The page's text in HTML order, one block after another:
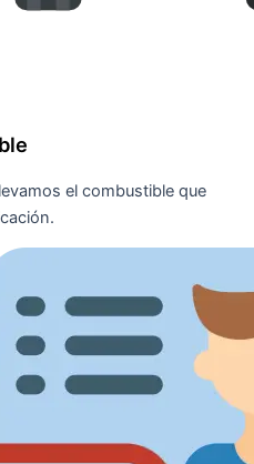
el combustible que